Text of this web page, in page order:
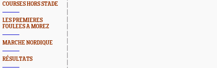
COURSES HORS STADE
LES PREMIERES
FOULEES A MOREZ
MARCHE NORDIQUE
RÉSULTATS